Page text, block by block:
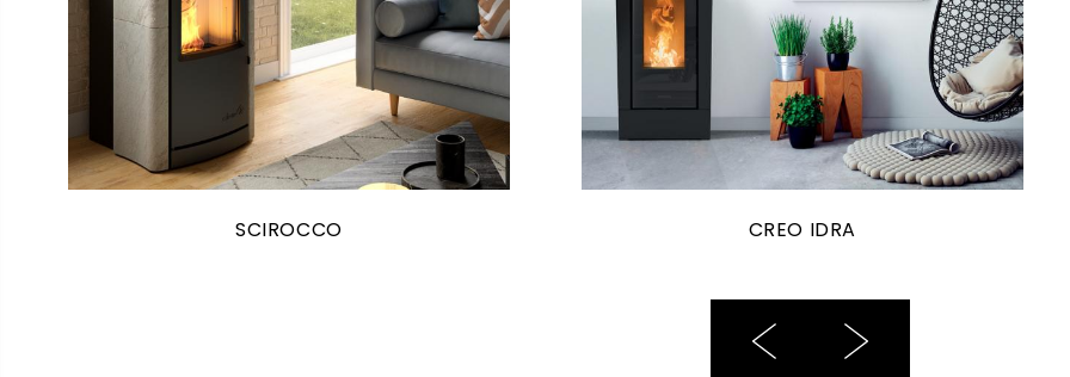
SCIROCCO CREO IDRA